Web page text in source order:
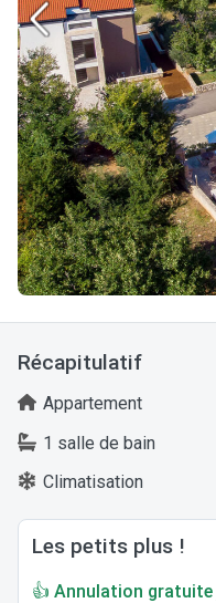
Récapitulatif
Appartement
1 salle de bain
Climatisation
Les petits plus !
👍 Annulation gratuite